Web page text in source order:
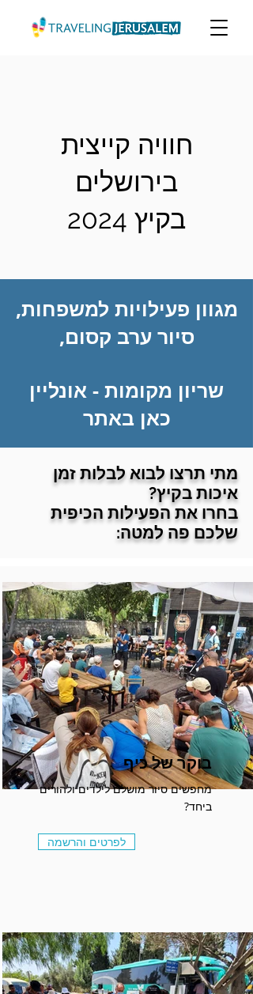
חוויה קייצית
בירושלים
בקיץ 2024
מגוון פעילויות למשפחות,
סיור ערב קסום,
שריון מקומות - אונליין
כאן באתר
מתי תרצו לבוא לבלות זמן
איכות בקיץ?
בחרו את הפעילות הכיפית
שלכם פה למטה:
בוקר של כיף
מחפשים סיור מושלם לילדים ולהורים
ביחד?
לפרטים והרשמה